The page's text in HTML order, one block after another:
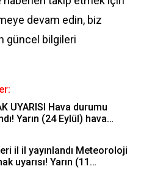
devam edin, biz
güncel bilgileri
UYARISI Hava durumu
Yarın (24 Eylül) hava
yağmur var mı? Cuma
il il yayınlandı Meteoroloji
uyarısı! Yarın (11
İstanbul da yağmur